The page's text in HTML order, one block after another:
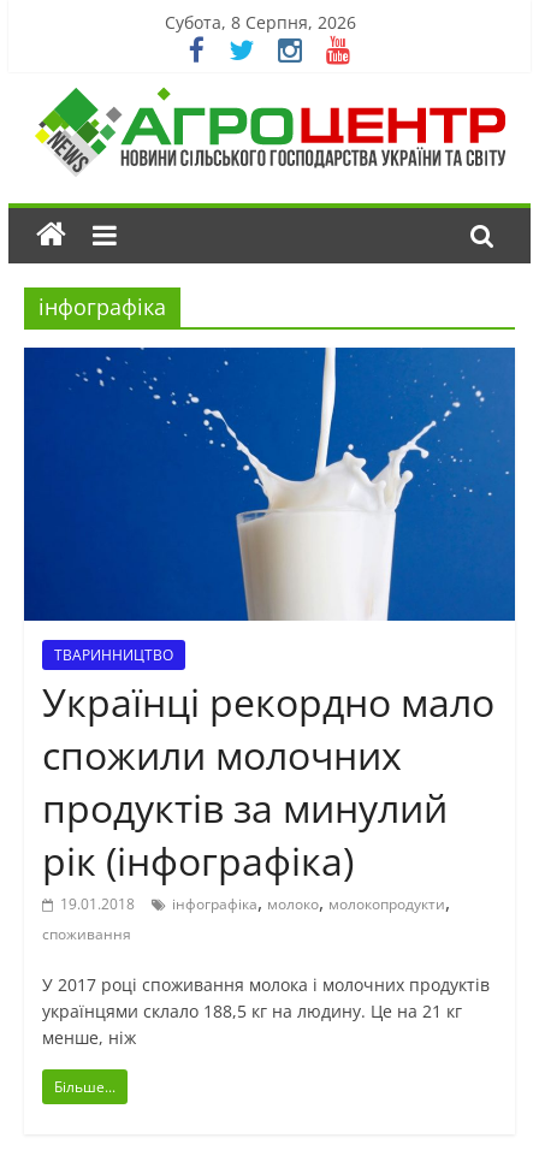
Субота, 8 Серпня, 2026
інфографіка
ТВАРИННИЦТВО
Українці рекордно мало
спожили молочних
продуктів за минулий
рік (інфографіка)
19.01.2018 інфографіка, молоко, молокопродукти,
споживання
У 2017 році споживання молока і молочних продуктів
українцями склало 188,5 кг на людину. Це на 21 кг
менше, ніж
Більше...